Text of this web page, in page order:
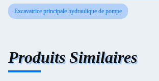
Excavatrice principale hydraulique de pompe
Produits Similaires